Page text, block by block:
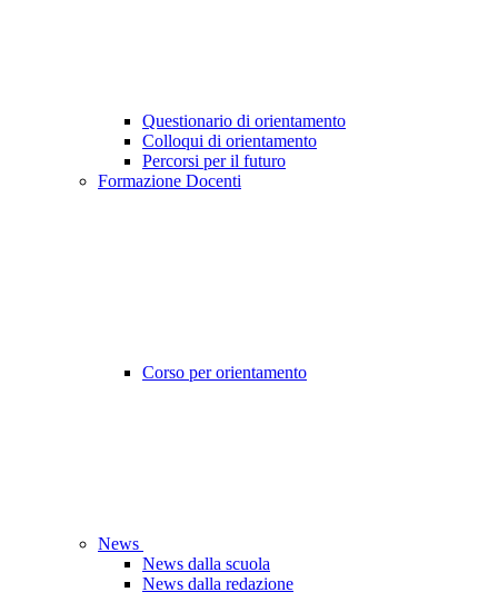
Questionario di orientamento
Colloqui di orientamento
Percorsi per il futuro
Formazione Docenti
Corso per orientamento
News
News dalla scuola
News dalla redazione